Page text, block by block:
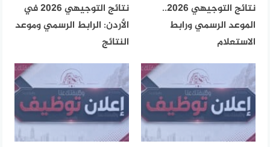
نتائج التوجيهي 2026..
الموعد الرسمي ورابط
الاستعلام
نتائج التوجيهي 2026 في
الأردن: الرابط الرسمي وموعد
النتائج